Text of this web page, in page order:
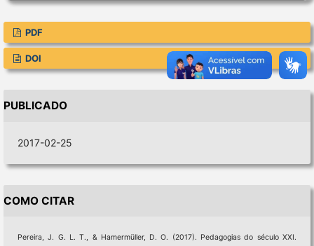
PDF
DOI
PUBLICADO
2017-02-25
COMO CITAR
Pereira, J. G. L. T., & Hamermüller, D. O. (2017). Pedagogias do século XXI.